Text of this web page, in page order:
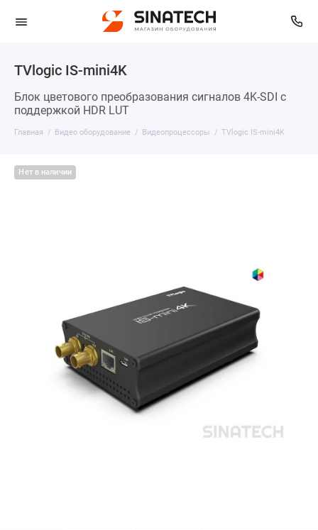
TVlogic IS-mini4K
Блок цветового преобразования сигналов 4K-SDI с
поддержкой HDR LUT
Главная Видео оборудование Видеопроцессоры TVlogic IS-mini4K
Нет в наличии